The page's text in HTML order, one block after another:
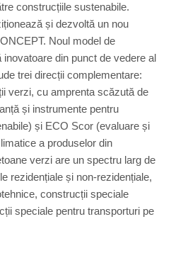
construcțiile sustenabile.
și dezvoltă un nou
Noul model de
din punct de vedere al
trei direcții complementare:
verzi, cu amprenta scăzută de
și instrumente pentru
și ECO Scor (evaluare și
a produselor din
verzi are un spectru larg de
rezidențiale și non-rezidențiale,
construcții speciale
speciale pentru transporturi pe